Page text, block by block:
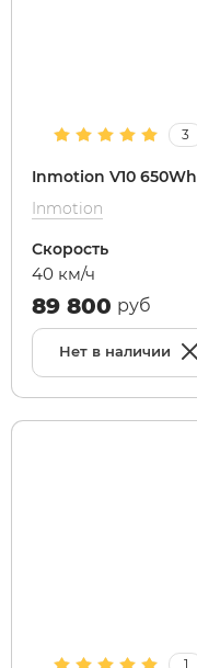
3
Inmotion V10 650Wh
Inmotion
Скорость
40 км/ч
89 800 руб
Нет в наличии
1